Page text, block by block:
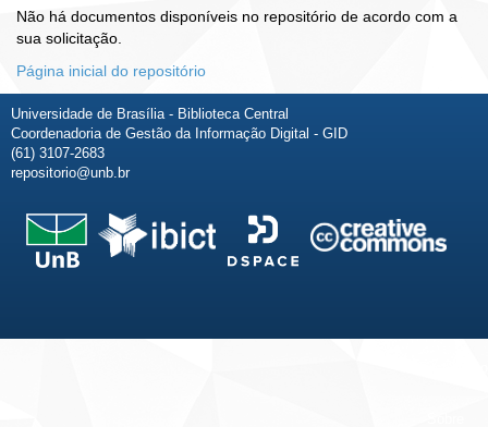
Não há documentos disponíveis no repositório de acordo com a
sua solicitação.
Página inicial do repositório
Universidade de Brasília - Biblioteca Central
Coordenadoria de Gestão da Informação Digital - GID
(61) 3107-2683
repositorio@unb.br